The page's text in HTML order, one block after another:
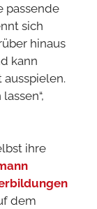
passende
sich
hinaus
kann
ihre
dem